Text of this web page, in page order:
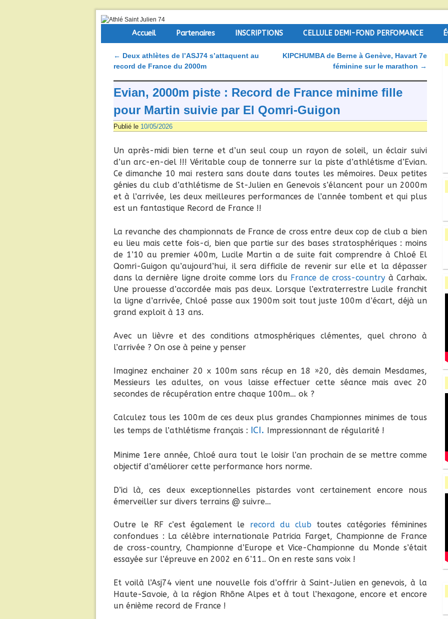
Skip to primary content
Aller au contenu secondaire
Accueil Partenaires INSCRIPTIONS CELLULE DEMI-FOND PERFOMANCE
Navigation des articles
← Deux athlètes de l’ASJ74 s’attaquent au
record de France du 2000m
KIPCHUMBA de Berne à Genève, Havart 7e
féminine sur le marathon →
Evian, 2000m piste : Record de France minime fille
pour Martin suivie par El Qomri-Guigon
Publié le 10/05/2026
Un après-midi bien terne et d’un seul coup un rayon de soleil, un éclair suivi
d’un arc-en-ciel !!! Véritable coup de tonnerre sur la piste d’athlétisme d’Evian.
Ce dimanche 10 mai restera sans doute dans toutes les mémoires. Deux petites
génies du club d’athlétisme de St-Julien en Genevois s’élancent pour un 2000m
et à l’arrivée, les deux meilleures performances de l’année tombent et qui plus
est un fantastique Record de France !!
La revanche des championnats de France de cross entre deux cop de club a bien
eu lieu mais cette fois-ci, bien que partie sur des bases stratosphériques : moins
de 1’10 au premier 400m, Lucile Martin a de suite fait comprendre à Chloé El
Qomri-Guigon qu’aujourd’hui, il sera difficile de revenir sur elle et la dépasser
dans la dernière ligne droite comme lors du France de cross-country à Carhaix.
Une prouesse d’accordée mais pas deux. Lorsque l’extraterrestre Lucile franchit
la ligne d’arrivée, Chloé passe aux 1900m soit tout juste 100m d’écart, déjà un
grand exploit à 13 ans.
Avec un lièvre et des conditions atmosphériques clémentes, quel chrono à
l’arrivée ? On ose à peine y penser
Imaginez enchainer 20 x 100m sans récup en 18 »20, dès demain Mesdames,
Messieurs les adultes, on vous laisse effectuer cette séance mais avec 20
secondes de récupération entre chaque 100m… ok ?
Calculez tous les 100m de ces deux plus grandes Championnes minimes de tous
les temps de l’athlétisme français : ICI. Impressionnant de régularité !
Minime 1ere année, Chloé aura tout le loisir l’an prochain de se mettre comme
objectif d’améliorer cette performance hors norme.
D’ici là, ces deux exceptionnelles pistardes vont certainement encore nous
émerveiller sur divers terrains @ suivre…
Outre le RF c’est également le record du club toutes catégories féminines
confondues : La célèbre internationale Patricia Farget, Championne de France
de cross-country, Championne d’Europe et Vice-Championne du Monde s’était
essayée sur l’épreuve en 2002 en 6’11.. On en reste sans voix !
Et voilà l’Asj74 vient une nouvelle fois d’offrir à Saint-Julien en genevois, à la
Haute-Savoie, à la région Rhône Alpes et à tout l’hexagone, encore et encore
un énième record de France !
Marcel & fils